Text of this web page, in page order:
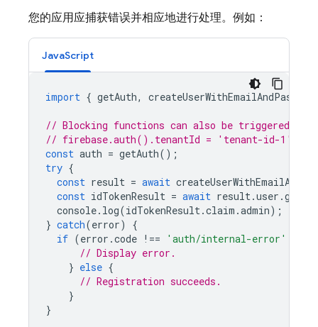
您的应用应捕获错误并相应地进行处理。例如：
JavaScript
import { getAuth,
// Blocking functions can also be triggered in
// firebase.auth().tenantId = 'tenant-id-1';
const auth = getAuth();
try {
const result = await
const idTokenResult = await result.user .
console. log(idTokenResult.claim .admin);
} catch(error)
{
if (error .code !== 'auth/internal-error'
// Display error.
} else {
// Registration succeeds.
}
}